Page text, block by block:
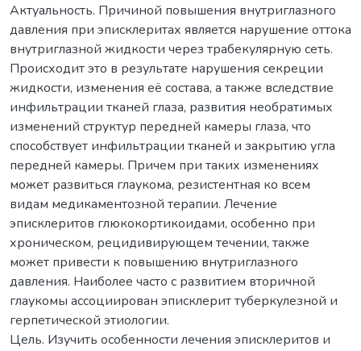
Актуальность. Причиной повышения внутриглазного
давления при эписклеритах является нарушение оттока
внутриглазной жидкости через трабекулярную сеть.
Происходит это в результате нарушения секреции
жидкости, изменения её состава, а также вследствие
инфильтрации тканей глаза, развития необратимых
изменений структур передней камеры глаза, что
способствует инфильтрации тканей и закрытию угла
передней камеры. Причем при таких изменениях
может развиться глаукома, резистентная ко всем
видам медикаментозной терапии. Лечение
эписклеритов глюкокортикоидами, особенно при
хроническом, рецидивирующем течении, также
может привести к повышению внутриглазного
давления. Наиболее часто с развитием вторичной
глаукомы ассоциирован эписклерит туберкулезной и
герпетической этиологии.
Цель. Изучить особенности лечения эписклеритов и